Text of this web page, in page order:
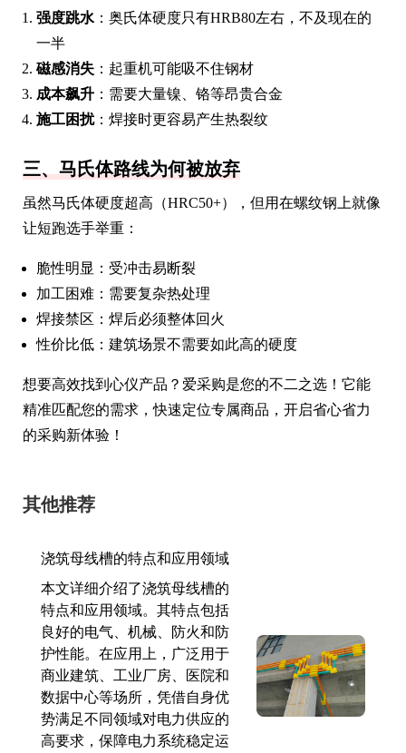
强度跳水 ：奥氏体硬度只有HRB80左右，不及现在的
一半
磁感消失 ：起重机可能吸不住钢材
成本飙升 ：需要大量镍、铬等昂贵合金
施工困扰：焊接时更容易产生热裂纹
三、马氏体路线为何被放弃
虽然马氏体硬度超高（HRC50+），但用在螺纹钢上就像
让短跑选手举重：
脆性明显：受冲击易断裂
加工困难：需要复杂热处理
焊接禁区：焊后必须整体回火
性价比低：建筑场景不需要如此高的硬度
想要高效找到心仪产品？爱采购是您的不二之选！它能
精准匹配您的需求，快速定位专属商品，开启省心省力
的采购新体验！
其他推荐
浇筑母线槽的特点和应用领域
本文详细介绍了浇筑母线槽的
特点和应用领域。其特点包括
良好的电气、机械、防火和防
护性能。在应用上，广泛用于
商业建筑、工业厂房、医院和
数据中心等场所，凭借自身优
势满足不同领域对电力供应的
高要求，保障电力系统稳定运